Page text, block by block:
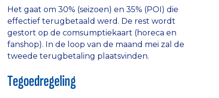
Het gaat om 30% (seizoen) en 35% (POI) die
effectief terugbetaald werd. De rest wordt
gestort op de comsumptiekaart (horeca en
fanshop). In de loop van de maand mei zal de
tweede terugbetaling plaatsvinden.
Tegoedregeling